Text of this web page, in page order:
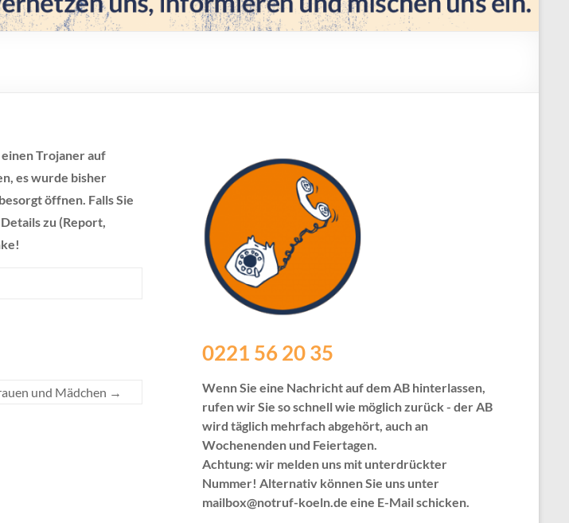
Trojaner auf
es wurde bisher
öffnen. Falls Sie
zu (Report,
und Mädchen →
0221 56 20 35
Wenn Sie eine Nachricht auf dem AB hinterlassen,
rufen wir Sie so schnell wie möglich zurück - der AB
wird täglich mehrfach abgehört, auch an
Wochenenden und Feiertagen.
Achtung: wir melden uns mit unterdrückter
Nummer! Alternativ können Sie uns unter
mailbox@notruf-koeln.de eine E-Mail schicken.